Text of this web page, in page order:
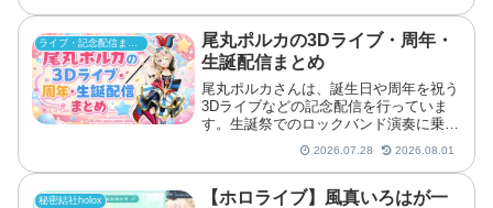
ライブ・記念配信まとめ
尾丸ポルカの3Dライブ・周年・
生誕配信まとめ
尾丸ポルカさんは、誕生日や周年を祝う
3Dライブなどの記念配信を行っていま
す。生誕祭でのロックバンド演奏に乗せ
た歌唱や、サーカスをテーマにした演出
など、趣向を凝らしたステージを披露し
ました。
2026.07.28 2026.08.01
秘密結社holox
【ホロライブ】風真いろはが一